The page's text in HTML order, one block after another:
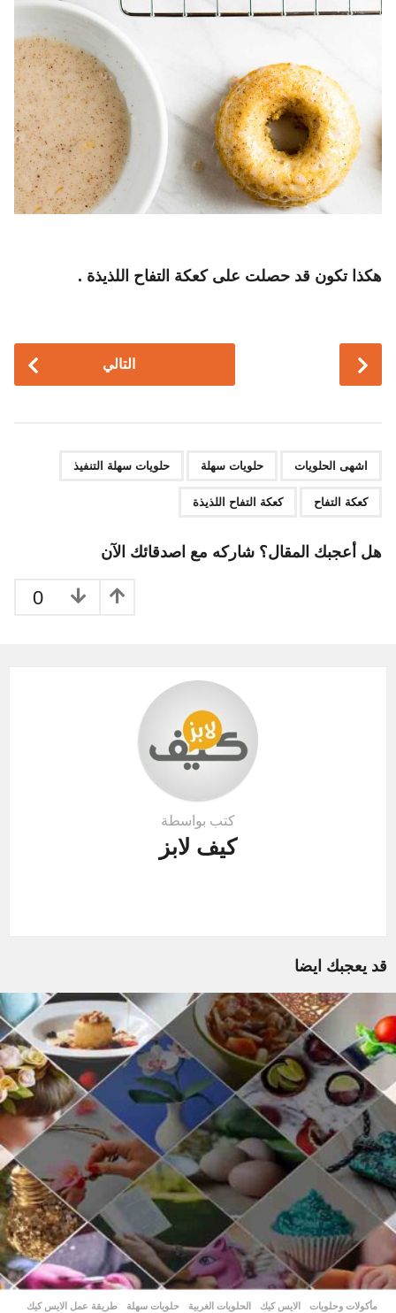
هكذا تكون قد حصلت على كعكة التفاح اللذيذة .
n
a
التالي
اشهى الحلويات حلويات سهلة حلويات سهلة التنفيذ
كعكة التفاح كعكة التفاح اللذيذة
هل أعجبك المقال؟ شاركه مع اصدقائك الآن
0
كتب بواسطة
كيف لابز
قد يعجبك ايضا
مأكولات وحلويات الايس كيك ,
الحلويات الغربية ,
حلويات سهلة ,
طريقة عمل الايس كيك